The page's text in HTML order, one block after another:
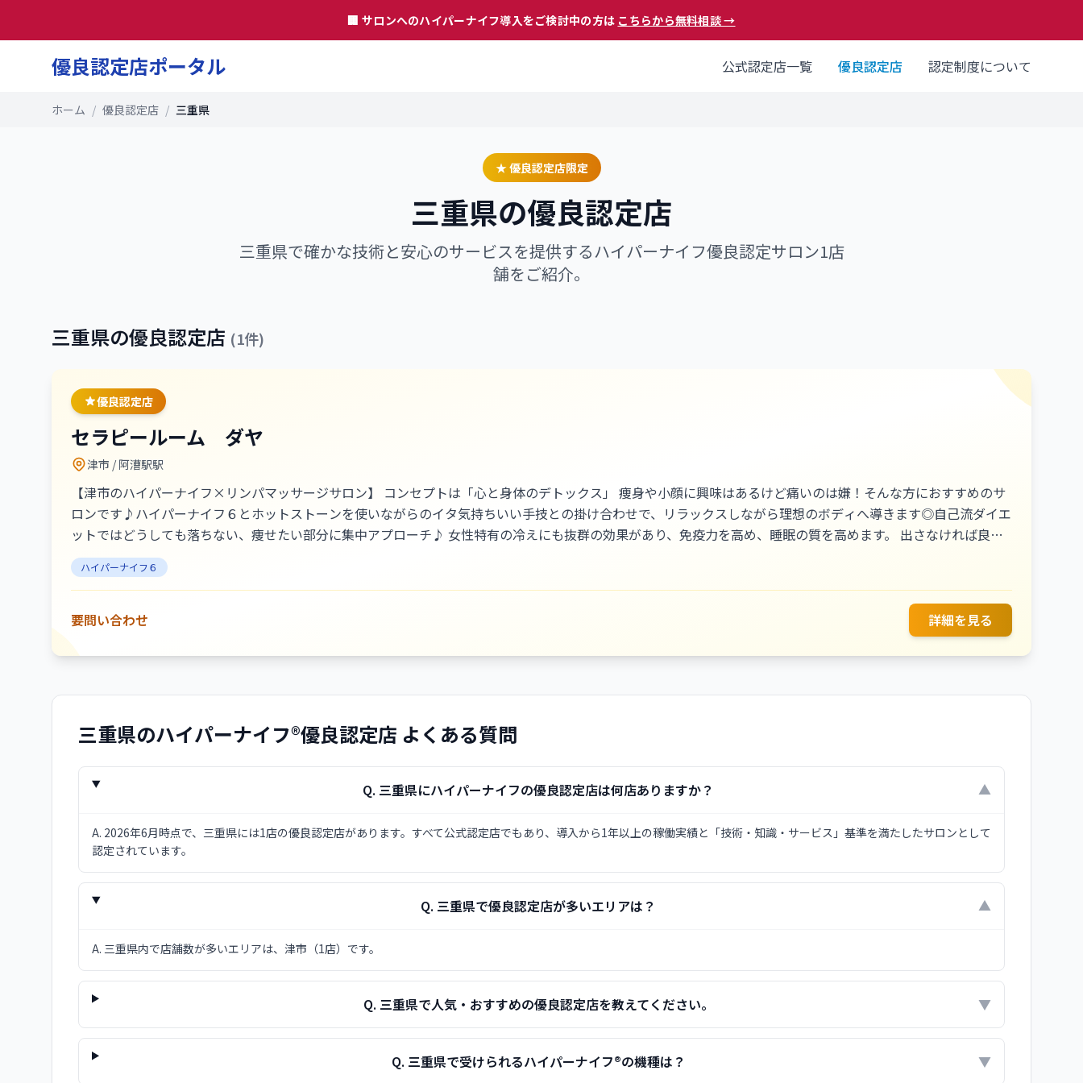
🏢 サロンへのハイパーナイフ導入をご検討中の方は こちらから無料相談 →
優良認定店ポータル 公式認定店一覧 優良認定店 認定制度について
ホーム / 優良認定店 / 三重県
★ 優良認定店限定
三重県の優良認定店
三重県で確かな技術と安心のサービスを提供するハイパーナイフ優良認定サロン1店
舗をご紹介。
三重県の優良認定店 (1件)
優良認定店
セラピールーム ダヤ
津市 / 阿漕駅駅
【津市のハイパーナイフ×リンパマッサージサロン】 コンセプトは「心と身体のデトックス」 痩身や小顔に興味はあるけど痛いのは嫌！そんな方におすすめのサ
ロンです♪ハイパーナイフ６とホットストーンを使いながらのイタ気持ちいい手技との掛け合わせで、リラックスしながら理想のボディへ導きます◎自己流ダイエ
ットではどうしても落ちない、痩せたい部分に集中アプローチ♪ 女性特有の冷えにも抜群の効果があり、免疫力を高め、睡眠の質を高めます。 出さなければ良い
ものは入ってこないという東洋医学の健美思想に基づき、身体の機能を活性化させ、巡りを良くすることで、人間が本来持っている自然治癒力を高め、より輝く笑
顔と自信を取り戻すお手伝いをさせていただきます。
ハイパーナイフ６
要問い合わせ 詳細を見る
三重県のハイパーナイフ®優良認定店 よくある質問
Q. 三重県にハイパーナイフの優良認定店は何店ありますか？ ▼
A. 2026年6月時点で、三重県には1店の優良認定店があります。すべて公式認定店でもあり、導入から1年以上の稼働実績と「技術・知識・サービス」基準を満たしたサロンとして
認定されています。
Q. 三重県で優良認定店が多いエリアは？ ▼
A. 三重県内で店舗数が多いエリアは、津市（1店）です。
Q. 三重県で人気・おすすめの優良認定店を教えてください。 ▼
Q. 三重県で受けられるハイパーナイフ®の機種は？ ▼